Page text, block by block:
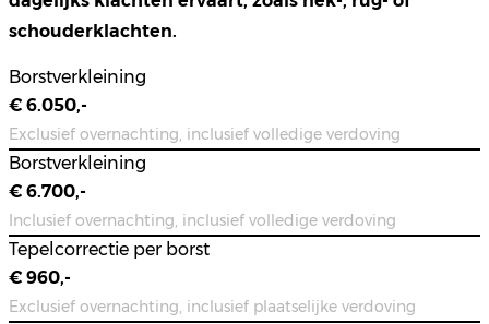
schouderklachten.
Borstverkleining
€ 6.050,-
Exclusief overnachting, inclusief volledige verdoving
Borstverkleining
€ 6.700,-
Inclusief overnachting, inclusief volledige verdoving
Tepelcorrectie per borst
€ 960,-
Exclusief overnachting, inclusief plaatselijke verdoving